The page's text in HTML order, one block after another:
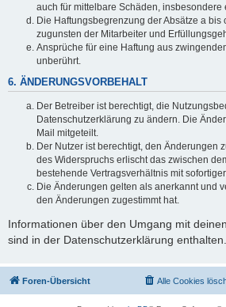
auch für mittelbare Schäden, insbesondere
Die Haftungsbegrenzung der Absätze a bis
zugunsten der Mitarbeiter und
Ansprüche für eine Haftung aus
unberührt.
6. ÄNDERUNGSVORBEHALT
Der Betreiber ist berechtigt, die
Datenschutzerklärung zu ändern. Die
Mail mitgeteilt.
Der Nutzer ist berechtigt, den Änderungen
des Widerspruchs erlischt das zwischen
bestehende Vertragsverhältnis mit
Die Änderungen gelten als anerkannt und
den Änderungen zugestimmt hat.
Informationen über den Umgang mit
sind in der Datenschutzerklärung enthalten.
Foren-Übersicht Alle Cookies